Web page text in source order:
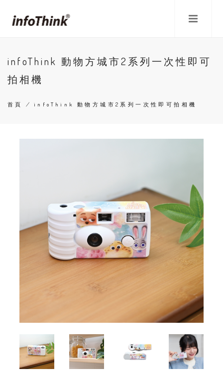
infoThink 動物方城市2系列一次性即可
拍相機
航
首頁 /infoThink 動物方城市2系列一次性即可拍相機